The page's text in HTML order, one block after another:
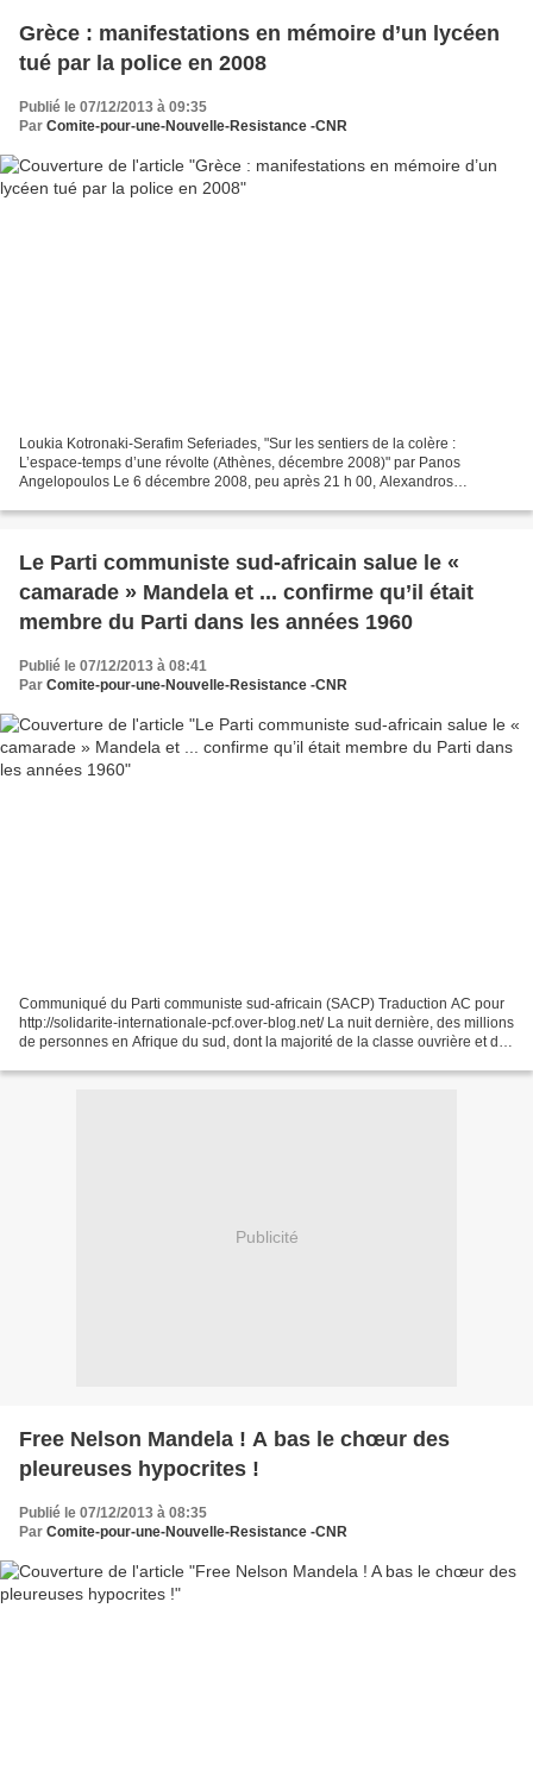
Grèce : manifestations en mémoire d’un lycéen
tué par la police en 2008
Publié le 07/12/2013 à 09:35
Par Comite-pour-une-Nouvelle-Resistance -CNR
Loukia Kotronaki-Serafim Seferiades, "Sur les sentiers de la colère :
L’espace-temps d’une révolte (Athènes, décembre 2008)" par Panos
Angelopoulos Le 6 décembre 2008, peu après 21 h 00, Alexandros
Le Parti communiste sud-africain salue le «
camarade » Mandela et ... confirme qu’il était
membre du Parti dans les années 1960
Publié le 07/12/2013 à 08:41
Par Comite-pour-une-Nouvelle-Resistance -CNR
Communiqué du Parti communiste sud-africain (SACP) Traduction AC pour
http://solidarite-internationale-pcf.over-blog.net/ La nuit dernière, des millions
de personnes en Afrique du sud, dont la majorité de la classe ouvrière et des
Publicité
Free Nelson Mandela ! A bas le chœur des
pleureuses hypocrites !
Publié le 07/12/2013 à 08:35
Par Comite-pour-une-Nouvelle-Resistance -CNR